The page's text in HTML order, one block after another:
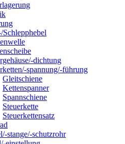
dichtung
spannung/-führung
Gleitschiene
Kettenspanner
Spannschiene
Steuerkette
Steuerkettensatz
stange/-schutzrohr